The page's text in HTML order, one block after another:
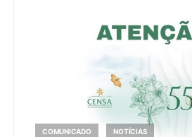
COMUNICADO NOTÍCIAS